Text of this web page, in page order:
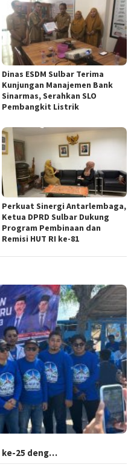
Dinas ESDM Sulbar Terima
Kunjungan Manajemen Bank
Sinarmas, Serahkan SLO
Pembangkit Listrik
Perkuat Sinergi Antarlembaga,
Ketua DPRD Sulbar Dukung
Program Pembinaan dan
Remisi HUT RI ke-81
ke-25 deng…